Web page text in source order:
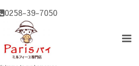
0258-39-7050